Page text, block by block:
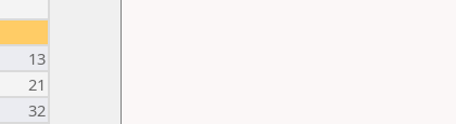
13
21
32